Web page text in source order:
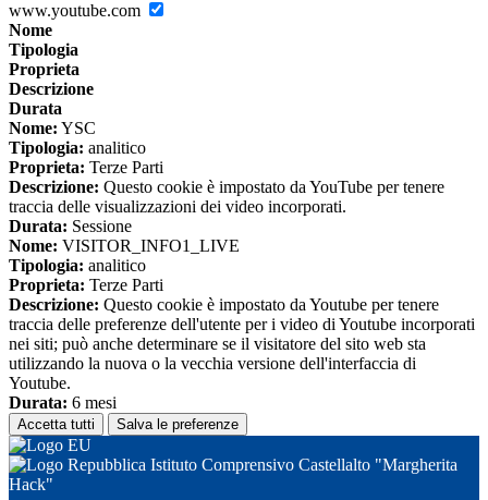
www.youtube.com
Nome
Tipologia
Proprieta
Descrizione
Durata
Nome: YSC
Tipologia: analitico
Proprieta: Terze Parti
Descrizione: Questo cookie è impostato da YouTube per tenere
traccia delle visualizzazioni dei video incorporati.
Durata: Sessione
Nome: VISITOR_INFO1_LIVE
Tipologia: analitico
Proprieta: Terze Parti
Descrizione: Questo cookie è impostato da Youtube per tenere
traccia delle preferenze dell'utente per i video di Youtube incorporati
nei siti; può anche determinare se il visitatore del sito web sta
utilizzando la nuova o la vecchia versione dell'interfaccia di
Youtube.
Durata: 6 mesi
Accetta tutti Salva le preferenze
Istituto Comprensivo Castellalto "Margherita
Hack"